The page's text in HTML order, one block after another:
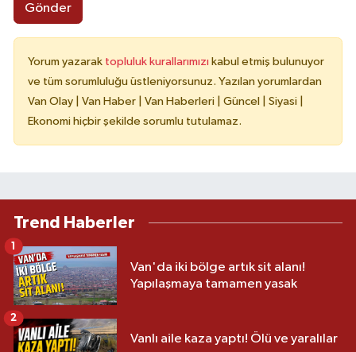
Gönder
Yorum yazarak topluluk kurallarımızı kabul etmiş bulunuyor
ve tüm sorumluluğu üstleniyorsunuz. Yazılan yorumlardan
Van Olay | Van Haber | Van Haberleri | Güncel | Siyasi |
Ekonomi hiçbir şekilde sorumlu tutulamaz.
Trend Haberler
Van'da iki bölge artık sit alanı!
Yapılaşmaya tamamen yasak
1
Vanlı aile kaza yaptı! Ölü ve yaralılar
2